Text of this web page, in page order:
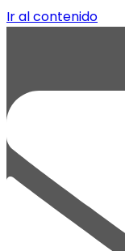
Ir al contenido